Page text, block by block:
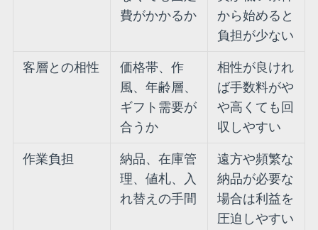
費がかかるか
から始めると
負担が少ない
客層との相性
価格帯、作
風、年齢層、
ギフト需要が
合うか
相性が良けれ
ば手数料がや
や高くても回
収しやすい
作業負担
納品、在庫管
理、値札、入
れ替えの手間
遠方や頻繁な
納品が必要な
場合は利益を
圧迫しやすい